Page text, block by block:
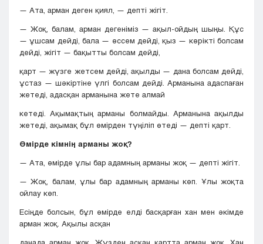
— Ата, арман деген қиял, — депті жігіт.
— Жоқ, балам, арман дегеніміз — ақыл-ойдың шыңы. Құс
— ұшсам дейді, бала — өссем дейді, қыз — көpiктi болсам
дейді, жігіт — бақытты болсам дейді,
қарт — жүзге жетсем дейді, ақылды — дана болсам дейді,
ұстаз — шәкіртіне үлгі болсам дейді. Арманына адаспаған
жетеді, адасқан арманына жете алмай
кетеді. Ақымақтың арманы болмайды. Арманына ақылды
жетеді, ақымақ бұл өмірден түңіліп өтеді — депті қарт.
Өмірде кімнің арманы жоқ?
— Ата, өмірде ұлы бар адамның арманы жоқ — депті жігіт.
— Жоқ, балам, ұлы бар адамның арманы көп. Ұлы жоқта
ойлау көп.
Есіңде болсын, бұл өмірде елді басқарған хан мен әкімде
арман жоқ. Ақылы асқан